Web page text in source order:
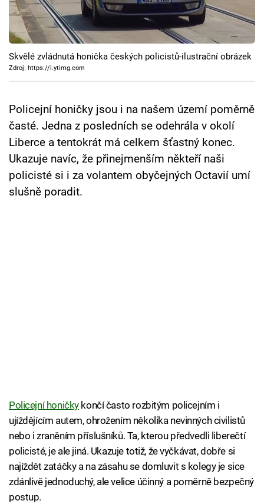
Cool Esport
Pořady
TV Program
Sledujte nás
Skvělé zvládnutá honička českých policistů-ilustrační obrázek
Zdroj: https://i.ytimg.com
Policejní honičky jsou i na našem území poměrně
časté. Jedna z posledních se odehrála v okolí
Liberce a tentokrát má celkem šťastný konec.
Ukazuje navíc, že přinejmenším někteří naši
policisté si i za volantem obyčejných Octavií umí
slušně poradit.
Policejní honičkykončí často rozbitým policejním i
ujíždějícím autem, ohrožením několika nevinných civilistů
nebo i zraněním příslušníků. Ta, kterou předvedli liberečtí
policisté, je ale jiná. Ukazuje totiž, že vyčkávat, dobře si
najíždět zatáčky a na zásahu se domluvit s kolegy je sice
zdánlivě jednoduchý, ale velice účinný a poměrně bezpečný
postup.